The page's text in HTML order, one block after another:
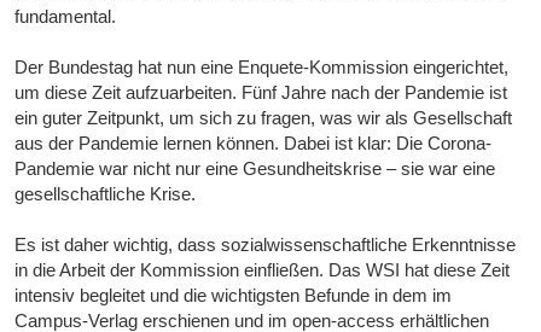
fundamental.
Der Bundestag hat nun eine Enquete-Kommission eingerichtet,
um diese Zeit aufzuarbeiten. Fünf Jahre nach der Pandemie ist
ein guter Zeitpunkt, um sich zu fragen, was wir als Gesellschaft
aus der Pandemie lernen können. Dabei ist klar: Die Corona-
Pandemie war nicht nur eine Gesundheitskrise – sie war eine
gesellschaftliche Krise.
Es ist daher wichtig, dass sozialwissenschaftliche Erkenntnisse
in die Arbeit der Kommission einfließen. Das WSI hat diese Zeit
intensiv begleitet und die wichtigsten Befunde in dem im
Campus-Verlag erschienen und im open-access erhältlichen